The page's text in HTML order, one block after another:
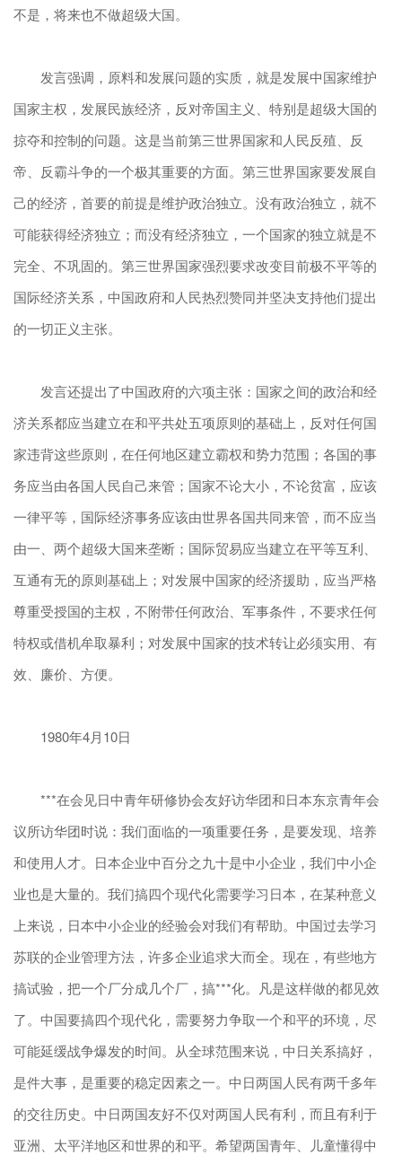
不是，将来也不做超级大国。
发言强调，原料和发展问题的实质，就是发展中国家维护
国家主权，发展民族经济，反对帝国主义、特别是超级大国的
掠夺和控制的问题。这是当前第三世界国家和人民反殖、反
帝、反霸斗争的一个极其重要的方面。第三世界国家要发展自
己的经济，首要的前提是维护政治独立。没有政治独立，就不
可能获得经济独立；而没有经济独立，一个国家的独立就是不
完全、不巩固的。第三世界国家强烈要求改变目前极不平等的
国际经济关系，中国政府和人民热烈赞同并坚决支持他们提出
的一切正义主张。
发言还提出了中国政府的六项主张：国家之间的政治和经
济关系都应当建立在和平共处五项原则的基础上，反对任何国
家违背这些原则，在任何地区建立霸权和势力范围；各国的事
务应当由各国人民自己来管；国家不论大小，不论贫富，应该
一律平等，国际经济事务应该由世界各国共同来管，而不应当
由一、两个超级大国来垄断；国际贸易应当建立在平等互利、
互通有无的原则基础上；对发展中国家的经济援助，应当严格
尊重受授国的主权，不附带任何政治、军事条件，不要求任何
特权或借机牟取暴利；对发展中国家的技术转让必须实用、有
效、廉价、方便。
1980年4月10日
***在会见日中青年研修协会友好访华团和日本东京青年会
议所访华团时说：我们面临的一项重要任务，是要发现、培养
和使用人才。日本企业中百分之九十是中小企业，我们中小企
业也是大量的。我们搞四个现代化需要学习日本，在某种意义
上来说，日本中小企业的经验会对我们有帮助。中国过去学习
苏联的企业管理方法，许多企业追求大而全。现在，有些地方
搞试验，把一个厂分成几个厂，搞***化。凡是这样做的都见效
了。中国要搞四个现代化，需要努力争取一个和平的环境，尽
可能延缓战争爆发的时间。从全球范围来说，中日关系搞好，
是件大事，是重要的稳定因素之一。中日两国人民有两千多年
的交往历史。中日两国友好不仅对两国人民有利，而且有利于
亚洲、太平洋地区和世界的和平。希望两国青年、儿童懂得中